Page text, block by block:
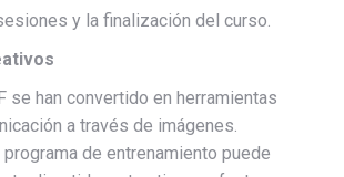
y la finalización del curso.
se han convertido en herramientas
a través de imágenes.
programa de entrenamiento puede